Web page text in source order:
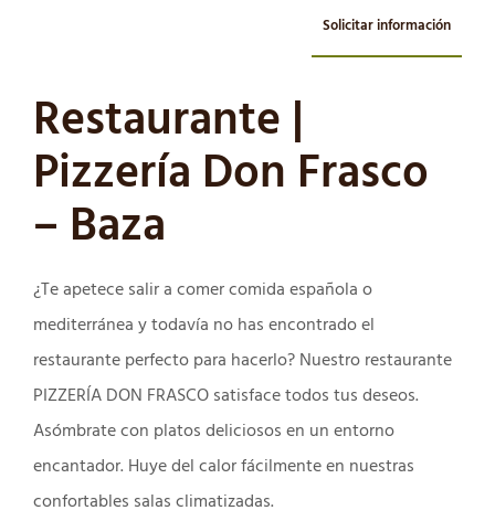
Solicitar información
Restaurante |
Pizzería Don Frasco
– Baza
¿Te apetece salir a comer comida española o
mediterránea y todavía no has encontrado el
restaurante perfecto para hacerlo? Nuestro restaurante
PIZZERÍA DON FRASCO satisface todos tus deseos.
Asómbrate con platos deliciosos en un entorno
encantador. Huye del calor fácilmente en nuestras
confortables salas climatizadas.